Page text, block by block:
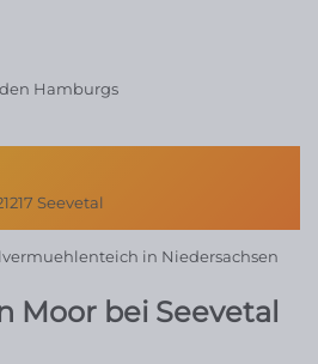
Hamburgs
Seevetal
Moor bei Seevetal